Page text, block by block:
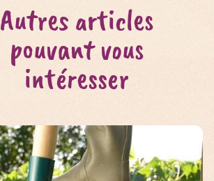
Autres articles
pouvant vous
intéresser